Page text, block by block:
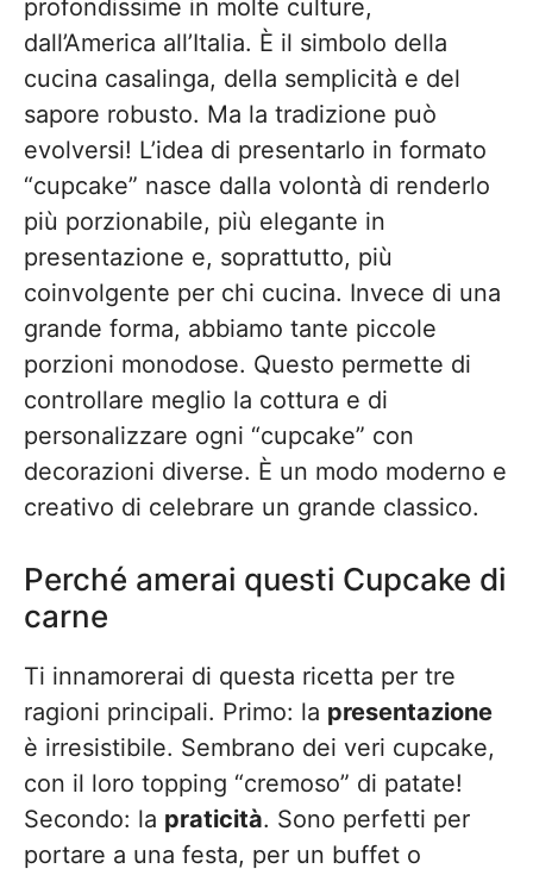
profondissime in molte culture,
dall’America all’Italia. È il simbolo della
cucina casalinga, della semplicità e del
sapore robusto. Ma la tradizione può
evolversi! L’idea di presentarlo in formato
“cupcake” nasce dalla volontà di renderlo
più porzionabile, più elegante in
presentazione e, soprattutto, più
coinvolgente per chi cucina. Invece di una
grande forma, abbiamo tante piccole
porzioni monodose. Questo permette di
controllare meglio la cottura e di
personalizzare ogni “cupcake” con
decorazioni diverse. È un modo moderno e
creativo di celebrare un grande classico.
Perché amerai questi Cupcake di
carne
Ti innamorerai di questa ricetta per tre
ragioni principali. Primo: la presentazione
è irresistibile. Sembrano dei veri cupcake,
con il loro topping “cremoso” di patate!
Secondo: la praticità. Sono perfetti per
portare a una festa, per un buffet o